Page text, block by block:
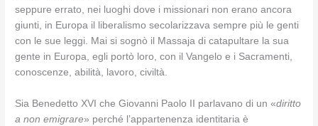
seppure errato, nei luoghi dove i missionari non erano ancora
giunti, in Europa il liberalismo secolarizzava sempre più le genti
con le sue leggi. Mai si sognò il Massaja di catapultare la sua
gente in Europa, egli portò loro, con il Vangelo e i Sacramenti,
conoscenze, abilità, lavoro, civiltà.
Sia Benedetto XVI che Giovanni Paolo II parlavano di un «diritto
a non emigrare» perché l’appartenenza identitaria è